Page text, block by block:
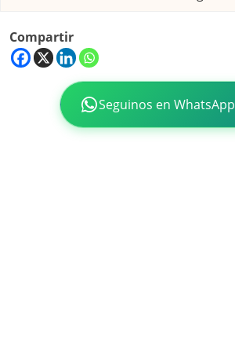
Compartir
Seguinos en WhatsApp